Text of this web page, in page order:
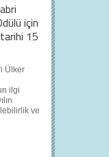
için
15
Ülker
ilgi
ve